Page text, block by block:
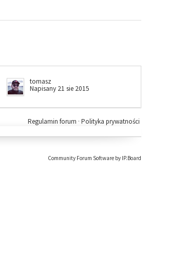
tomasz
Napisany 21 sie 2015
Polityka prywatności
Regulamin forum ·
Community Forum Software by IP.Board